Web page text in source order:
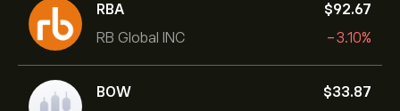
RBA
RB Global INC
‎$‎92.67
-3.10%
BOW
‎$‎33.87